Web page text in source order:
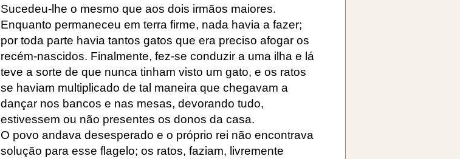
Sucedeu-lhe o mesmo que aos dois irmãos maiores.
Enquanto permaneceu em terra firme, nada havia a fazer;
por toda parte havia tantos gatos que era preciso afogar os
recém-nascidos. Finalmente, fez-se conduzir a uma ilha e lá
teve a sorte de que nunca tinham visto um gato, e os ratos
se haviam multiplicado de tal maneira que chegavam a
dançar nos bancos e nas mesas, devorando tudo,
estivessem ou não presentes os donos da casa.
O povo andava desesperado e o próprio rei não encontrava
solução para esse flagelo; os ratos, faziam, livremente